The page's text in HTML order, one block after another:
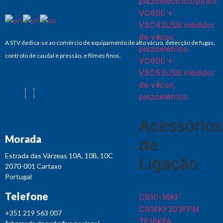
VD800 +
VSC43USB medidor
de vácuo,
piezoelétrico
VD800 +
VSC53USB medidor
de vácuo,
piezoelétrico
Acessórios
de
Ligação
CR10-16KF
CR16KF303FPM
TE16KFA
A STV dedica-se ao comércio de equipamento de alto vácuo, detecção de fugas,
controlo de caudal e pressão, e filmes finos.
Morada
Estrada das Várzeas 10A, 10B, 10C
2070-001 Cartaxo
Portugal
Telefone
+351 219 563 007